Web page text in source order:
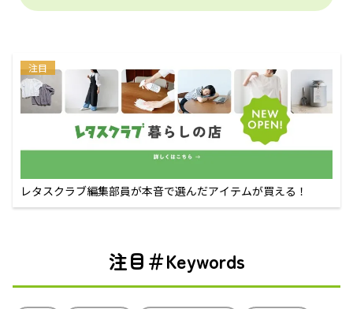
注目
レタスクラブ編集部員が本音で選んだアイテムが買える！
注目＃Keywords